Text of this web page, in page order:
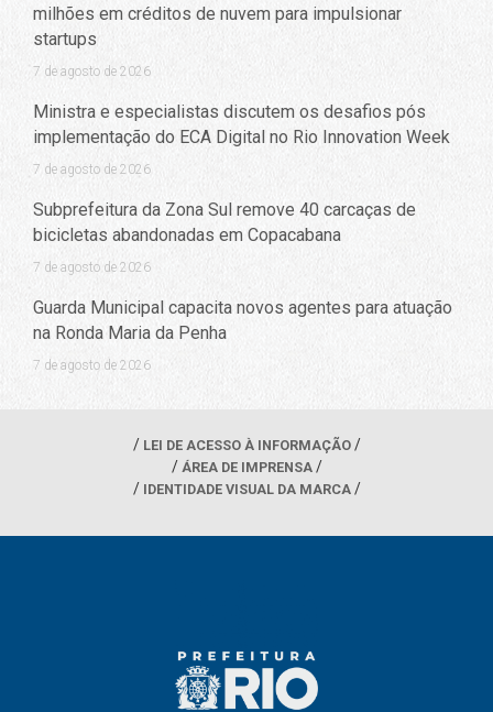
milhões em créditos de nuvem para impulsionar
startups
7 de agosto de 2026
Ministra e especialistas discutem os desafios pós
implementação do ECA Digital no Rio Innovation Week
7 de agosto de 2026
Subprefeitura da Zona Sul remove 40 carcaças de
bicicletas abandonadas em Copacabana
7 de agosto de 2026
Guarda Municipal capacita novos agentes para atuação
na Ronda Maria da Penha
7 de agosto de 2026
LEI DE ACESSO À INFORMAÇÃO
ÁREA DE IMPRENSA
IDENTIDADE VISUAL DA MARCA